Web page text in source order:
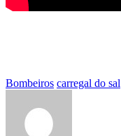
Bombeiros carregal do sal